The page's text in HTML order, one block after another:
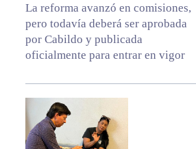
La reforma avanzó en comisiones,
pero todavía deberá ser aprobada
por Cabildo y publicada
oficialmente para entrar en vigor